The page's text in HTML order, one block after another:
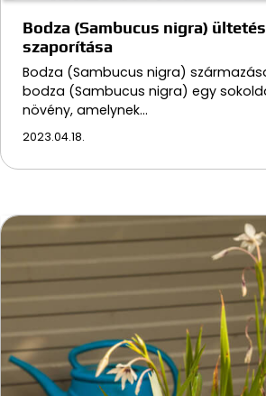
Bodza (Sambucus nigra)
szaporítása
Bodza (Sambucus nigra)
bodza (Sambucus nigra) egy
növény, amelynek…
2023.04.18.